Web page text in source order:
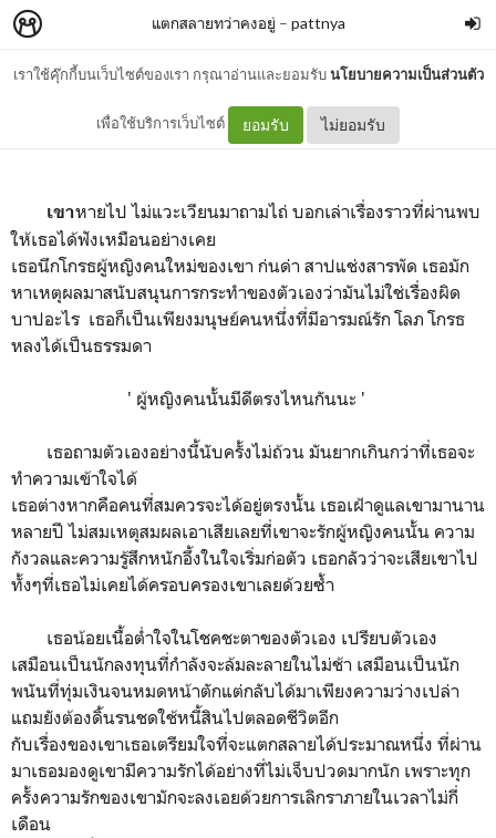
เราใช้คุ๊กกี้บนเว็บไซต์ของเรา กรุณาอ่านและยอมรับนโยบายความเป็นส่วนตัว
เพื่อใช้บริการเว็บไซต์ ยอมรับ ไม่ยอมรับ
แตกสลายทว่าคงอยู่ – pattnya
03 จากไปตลอดกาล
เขาหายไป ไม่แวะเวียนมาถามไถ่ บอกเล่าเรื่องราวที่ผ่านพบ
ให้เธอได้ฟังเหมือนอย่างเคย
เธอนึกโกรธผู้หญิงคนใหม่ของเขา ก่นด่า สาปแช่งสารพัด เธอมัก
หาเหตุผลมาสนับสนุนการกระทำของตัวเองว่ามันไม่ใช่เรื่องผิด
บาปอะไร เธอก็เป็นเพียงมนุษย์คนหนึ่งที่มีอารมณ์รัก โลภ โกรธ
หลงได้เป็นธรรมดา
' ผู้หญิงคนนั้นมีดีตรงไหนกันนะ '
เธอถามตัวเองอย่างนี้นับครั้งไม่ถ้วน มันยากเกินกว่าที่เธอจะ
ทำความเข้าใจได้
เธอต่างหากคือคนที่สมควรจะได้อยู่ตรงนั้น เธอเฝ้าดูแลเขามานาน
หลายปี ไม่สมเหตุสมผลเอาเสียเลยที่เขาจะรักผู้หญิงคนนั้น ความ
กังวลและความรู้สึกหนักอึ้งในใจเริ่มก่อตัว เธอกลัวว่าจะเสียเขาไป
ทั้งๆที่เธอไม่เคยได้ครอบครองเขาเลยด้วยซ้ำ
เธอน้อยเนื้อต่ำใจในโชคชะตาของตัวเอง เปรียบตัวเอง
เสมือนเป็นนักลงทุนที่กำลังจะล้มละลายในไม่ช้า เสมือนเป็นนัก
พนันที่ทุ่มเงินจนหมดหน้าตักแต่กลับได้มาเพียงความว่างเปล่า
แถมยังต้องดิ้นรนชดใช้หนี้สินไปตลอดชีวิตอีก
กับเรื่องของเขาเธอเตรียมใจที่จะแตกสลายได้ประมาณหนึ่ง ที่ผ่าน
มาเธอมองดูเขามีความรักได้อย่างที่ไม่เจ็บปวดมากนัก เพราะทุก
ครั้งความรักของเขามักจะลงเอยด้วยการเลิกราภายในเวลาไม่กี่
เดือน